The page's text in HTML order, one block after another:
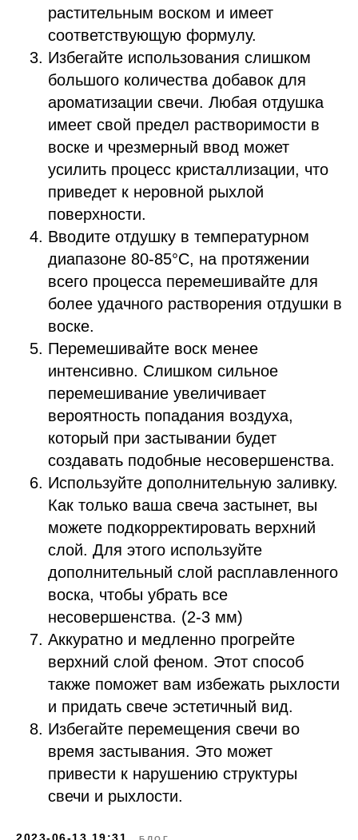
растительным воском и имеет
соответствующую формулу.
Избегайте использования слишком
большого количества добавок для
ароматизации свечи. Любая отдушка
имеет свой предел растворимости в
воске и чрезмерный ввод может
усилить процесс кристаллизации, что
приведет к неровной рыхлой
поверхности.
Вводите отдушку в температурном
диапазоне 80-85°С, на протяжении
всего процесса перемешивайте для
более удачного растворения отдушки в
воске.
Перемешивайте воск менее
интенсивно. Слишком сильное
перемешивание увеличивает
вероятность попадания воздуха,
который при застывании будет
создавать подобные несовершенства.
Используйте дополнительную заливку.
Как только ваша свеча застынет, вы
можете подкорректировать верхний
слой. Для этого используйте
дополнительный слой расплавленного
воска, чтобы убрать все
несовершенства. (2-3 мм)
Аккуратно и медленно прогрейте
верхний слой феном. Этот способ
также поможет вам избежать рыхлости
и придать свече эстетичный вид.
Избегайте перемещения свечи во
время застывания. Это может
привести к нарушению структуры
свечи и рыхлости.